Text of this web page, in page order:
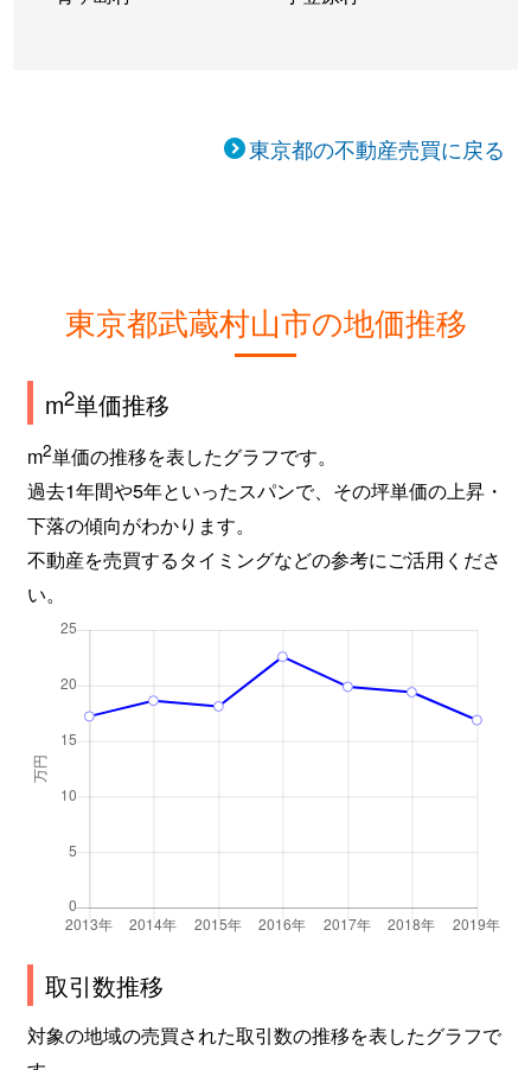
東京都の不動産売買に戻る
東京都武蔵村山市の地価推移
m2単価推移
m2単価の推移を表したグラフです。
過去1年間や5年といったスパンで、その坪単価の上昇・
下落の傾向がわかります。
不動産を売買するタイミングなどの参考にご活用くださ
い。
取引数推移
対象の地域の売買された取引数の推移を表したグラフで